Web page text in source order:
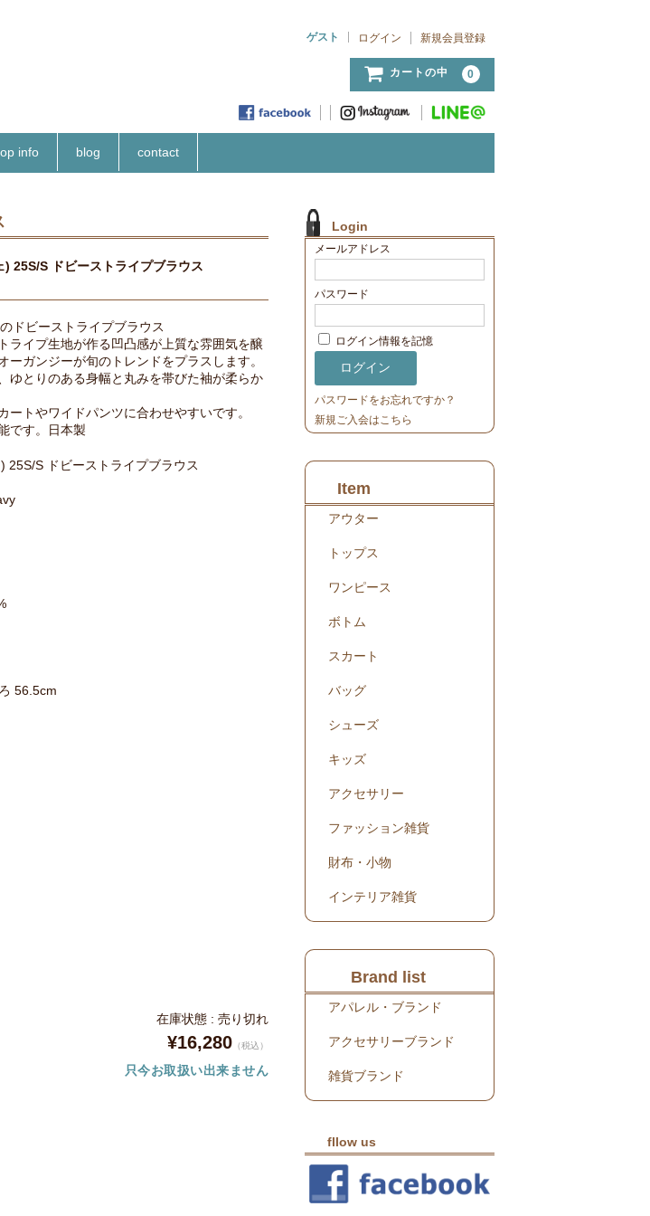
ゲスト
ログイン 新規会員登録
カートの中 0
info blog contact
25S/S ドビーストライプブラウス
ドビーストライプブラウス
ライプ生地が作る凹凸感が上質な雰囲気を醸
ーガンジーが旬のトレンドをプラスします。
ゆとりのある身幅と丸みを帯びた袖が柔らか
ートやワイドパンツに合わせやすいです。
です。日本製
25S/S ドビーストライプブラウス
56.5cm
在庫状態 : 売り切れ
¥16,280 （税込）
只今お取扱い出来ません
Login
メールアドレス
パスワード
ログイン情報を記憶
パスワードをお忘れですか？
新規ご入会はこちら
Item
アウター
トップス
ワンピース
ボトム
スカート
バッグ
シューズ
キッズ
アクセサリー
ファッション雑貨
財布・小物
インテリア雑貨
Brand list
アパレル・ブランド
アクセサリーブランド
雑貨ブランド
fllow us